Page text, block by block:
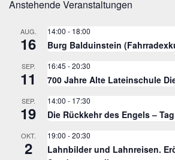
Anstehende Veranstaltungen
AUG.
16
14:00 - 18:00
Burg Balduinstein
SEP.
11
16:45 -20:30
700 Jahre Alte Lateinschule
SEP.
19
14:00 - 17:30
Die Rückkehr des Engels –
OKT.
2
19:00 -20:30
Lahnbilder und Lahnreisen.